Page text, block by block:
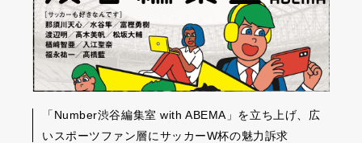
「Number渋谷編集室 with ABEMA」を立ち上げ、広
いスポーツファン層にサッカーW杯の魅力訴求